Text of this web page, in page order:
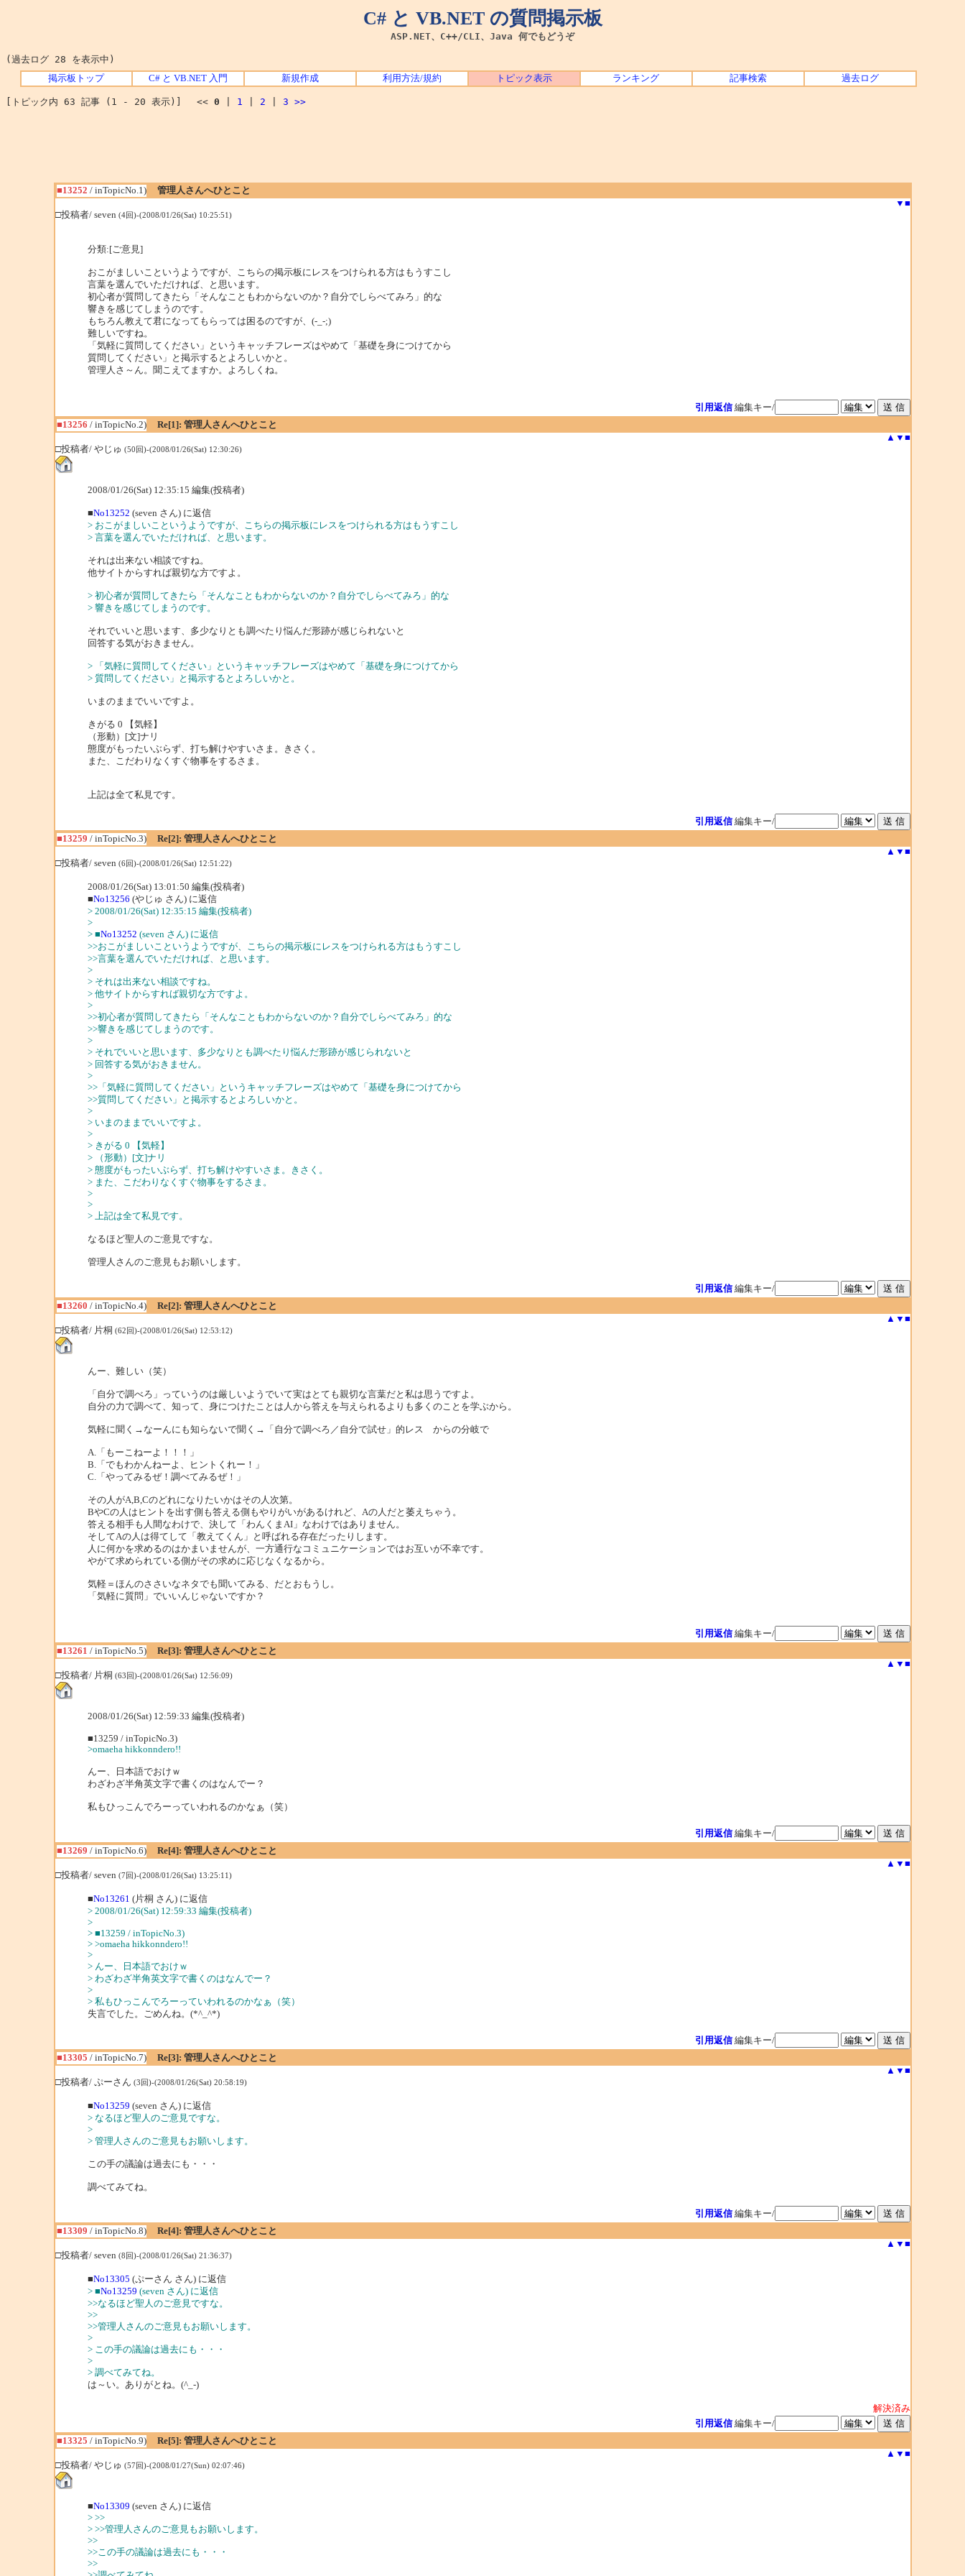
C# と VB.NET の質問掲示板
ASP.NET、C++/CLI、Java 何でもどうぞ
(過去ログ 28 を表示中)
掲示板トップ C# と VB.NET 入門 新規作成 利用方法/規約 トピック表示 ランキング 記事検索 過去ログ
[トピック内 63 記事 (1 - 20 表示)] << 0 1 2 3 >>
■13252 / inTopicNo.1)
管理人さんへひとこと
▼ ■
□投稿者/ seven (4回)-(2008/01/26(Sat) 10:25:51)
分類:[ご意見]
おこがましいこというようですが、こちらの掲示板にレスをつけられる方はもうすこし
言葉を選んでいただければ、と思います。
初心者が質問してきたら「そんなこともわからないのか？自分でしらべてみろ」的な
響きを感じてしまうのです。
もちろん教えて君になってもらっては困るのですが、(-_-;)
難しいですね。
「気軽に質問してください」というキャッチフレーズはやめて「基礎を身につけてから
質問してください」と掲示するとよろしいかと。
管理人さ～ん。聞こえてますか。よろしくね。
引用返信 編集キー/
■13256 / inTopicNo.2)
Re[1]: 管理人さんへひとこと
▲ ▼ ■
□投稿者/ やじゅ (50回)-(2008/01/26(Sat) 12:30:26)
2008/01/26(Sat) 12:35:15 編集(投稿者)
■No13252 (seven さん) に返信
> おこがましいこというようですが、こちらの掲示板にレスをつけられる方はもうすこし
> 言葉を選んでいただければ、と思います。
それは出来ない相談ですね。
他サイトからすれば親切な方ですよ。
> 初心者が質問してきたら「そんなこともわからないのか？自分でしらべてみろ」的な
> 響きを感じてしまうのです。
それでいいと思います、多少なりとも調べたり悩んだ形跡が感じられないと
回答する気がおきません。
> 「気軽に質問してください」というキャッチフレーズはやめて「基礎を身につけてから
> 質問してください」と掲示するとよろしいかと。
いまのままでいいですよ。
きがる 0 【気軽】
（形動）[文]ナリ
態度がもったいぶらず、打ち解けやすいさま。きさく。
また、こだわりなくすぐ物事をするさま。
上記は全て私見です。
引用返信 編集キー/
■13259 / inTopicNo.3)
Re[2]: 管理人さんへひとこと
▲ ▼ ■
□投稿者/ seven (6回)-(2008/01/26(Sat) 12:51:22)
2008/01/26(Sat) 13:01:50 編集(投稿者)
■No13256 (やじゅ さん) に返信
> 2008/01/26(Sat) 12:35:15 編集(投稿者)
>
> ■No13252 (seven さん) に返信
>>おこがましいこというようですが、こちらの掲示板にレスをつけられる方はもうすこし
>>言葉を選んでいただければ、と思います。
>
> それは出来ない相談ですね。
> 他サイトからすれば親切な方ですよ。
>
>>初心者が質問してきたら「そんなこともわからないのか？自分でしらべてみろ」的な
>>響きを感じてしまうのです。
>
> それでいいと思います、多少なりとも調べたり悩んだ形跡が感じられないと
> 回答する気がおきません。
>
>>「気軽に質問してください」というキャッチフレーズはやめて「基礎を身につけてから
>>質問してください」と掲示するとよろしいかと。
>
> いまのままでいいですよ。
>
> きがる 0 【気軽】
> （形動）[文]ナリ
> 態度がもったいぶらず、打ち解けやすいさま。きさく。
> また、こだわりなくすぐ物事をするさま。
>
>
> 上記は全て私見です。
なるほど聖人のご意見ですな。
管理人さんのご意見もお願いします。
引用返信 編集キー/
■13260 / inTopicNo.4)
Re[2]: 管理人さんへひとこと
▲ ▼ ■
□投稿者/ 片桐 (62回)-(2008/01/26(Sat) 12:53:12)
んー、難しい（笑）
「自分で調べろ」っていうのは厳しいようでいて実はとても親切な言葉だと私は思うですよ。
自分の力で調べて、知って、身につけたことは人から答えを与えられるよりも多くのことを学ぶから。
気軽に聞く→なーんにも知らないで聞く→「自分で調べろ／自分で試せ」的レス からの分岐で
A.「もーこねーよ！！！」
B.「でもわかんねーよ、ヒントくれー！」
C.「やってみるぜ！調べてみるぜ！」
その人がA,B,Cのどれになりたいかはその人次第。
BやCの人はヒントを出す側も答える側もやりがいがあるけれど、Aの人だと萎えちゃう。
答える相手も人間なわけで、決して「わんくまAI」なわけではありません。
そしてAの人は得てして「教えてくん」と呼ばれる存在だったりします。
人に何かを求めるのはかまいませんが、一方通行なコミュニケーションではお互いが不幸です。
やがて求められている側がその求めに応じなくなるから。
気軽＝ほんのささいなネタでも聞いてみる、だとおもうし。
「気軽に質問」でいいんじゃないですか？
引用返信 編集キー/
■13261 / inTopicNo.5)
Re[3]: 管理人さんへひとこと
▲ ▼ ■
□投稿者/ 片桐 (63回)-(2008/01/26(Sat) 12:56:09)
2008/01/26(Sat) 12:59:33 編集(投稿者)
■13259 / inTopicNo.3)
>omaeha hikkonndero!!
んー、日本語でおけｗ
わざわざ半角英文字で書くのはなんでー？
私もひっこんでろーっていわれるのかなぁ（笑）
引用返信 編集キー/
■13269 / inTopicNo.6)
Re[4]: 管理人さんへひとこと
▲ ▼ ■
□投稿者/ seven (7回)-(2008/01/26(Sat) 13:25:11)
■No13261 (片桐 さん) に返信
> 2008/01/26(Sat) 12:59:33 編集(投稿者)
>
> ■13259 / inTopicNo.3)
> >omaeha hikkonndero!!
>
> んー、日本語でおけｗ
> わざわざ半角英文字で書くのはなんでー？
>
> 私もひっこんでろーっていわれるのかなぁ（笑）
失言でした。ごめんね。(*^_^*)
引用返信 編集キー/
■13305 / inTopicNo.7)
Re[3]: 管理人さんへひとこと
▲ ▼ ■
□投稿者/ ぷーさん (3回)-(2008/01/26(Sat) 20:58:19)
■No13259 (seven さん) に返信
> なるほど聖人のご意見ですな。
>
> 管理人さんのご意見もお願いします。
この手の議論は過去にも・・・
調べてみてね。
引用返信 編集キー/
■13309 / inTopicNo.8)
Re[4]: 管理人さんへひとこと
▲ ▼ ■
□投稿者/ seven (8回)-(2008/01/26(Sat) 21:36:37)
■No13305 (ぷーさん さん) に返信
> ■No13259 (seven さん) に返信
>>なるほど聖人のご意見ですな。
>>
>>管理人さんのご意見もお願いします。
>
> この手の議論は過去にも・・・
>
> 調べてみてね。
は～い。ありがとね。(^_-)
解決済み
引用返信 編集キー/
■13325 / inTopicNo.9)
Re[5]: 管理人さんへひとこと
▲ ▼ ■
□投稿者/ やじゅ (57回)-(2008/01/27(Sun) 02:07:46)
■No13309 (seven さん) に返信
> >>
> >>管理人さんのご意見もお願いします。
>>
>>この手の議論は過去にも・・・
>>